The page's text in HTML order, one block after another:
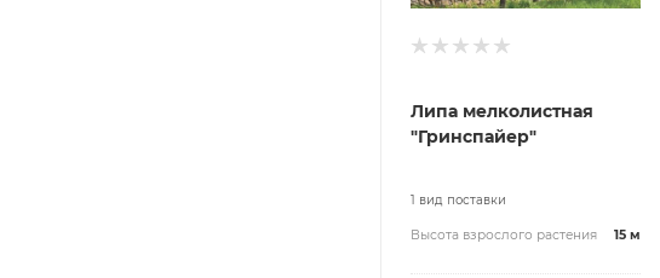
Липа мелколистная
"Гринспайер"
1 вид поставки
Высота взрослого растения 15 м